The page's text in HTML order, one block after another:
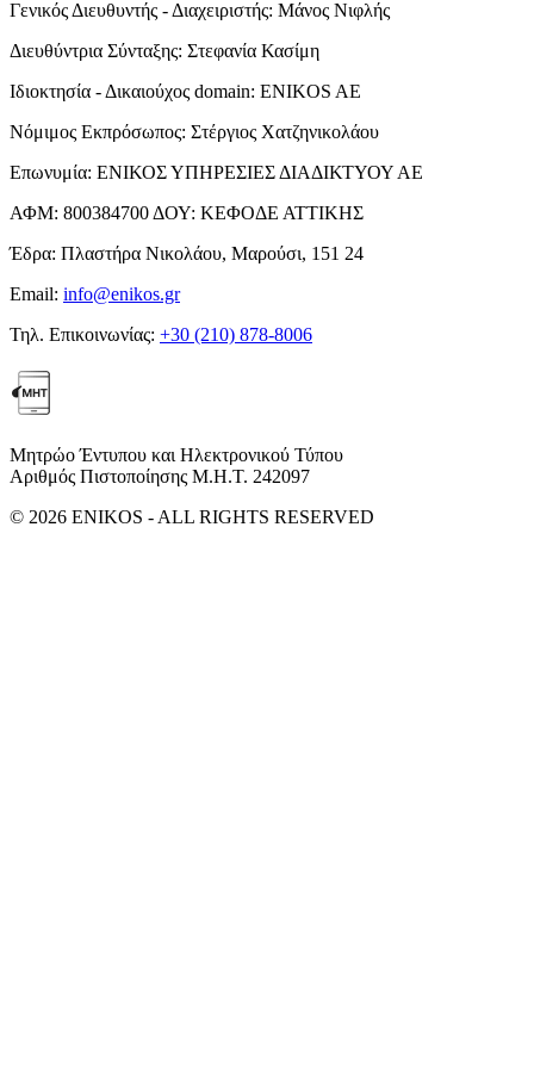
Γενικός Διευθυντής - Διαχειριστής: Μάνος Νιφλής
Διευθύντρια Σύνταξης: Στεφανία Κασίμη
Ιδιοκτησία - Δικαιούχος domain: ENIKOS AE
Νόμιμος Εκπρόσωπος: Στέργιος Χατζηνικολάου
Επωνυμία: ΕΝΙΚΟΣ ΥΠΗΡΕΣΙΕΣ ΔΙΑΔΙΚΤΥΟΥ ΑΕ
ΑΦΜ: 800384700 ΔΟΥ: ΚΕΦΟΔΕ ΑΤΤΙΚΗΣ
Έδρα: Πλαστήρα Νικολάου, Μαρούσι, 151 24
Email: info@enikos.gr
Τηλ. Επικοινωνίας: +30 (210) 878-8006
Μητρώο Έντυπου και Ηλεκτρονικού Τύπου
Αριθμός Πιστοποίησης Μ.Η.Τ. 242097
© 2026 ENIKOS - ALL RIGHTS RESERVED